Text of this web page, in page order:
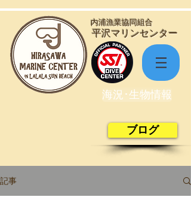
​平沢マリンセンター
​内浦漁業協同組合
海況･生物情報
ブログ
記事